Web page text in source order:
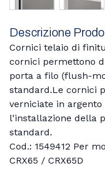
Descrizione
Cornici telaio di
cornici permettono
porta a filo (flush-
standard.Le cornici
verniciate in
l'installazione della
standard.
Cod.: 1549412 Per
CRX65 / CRX65D